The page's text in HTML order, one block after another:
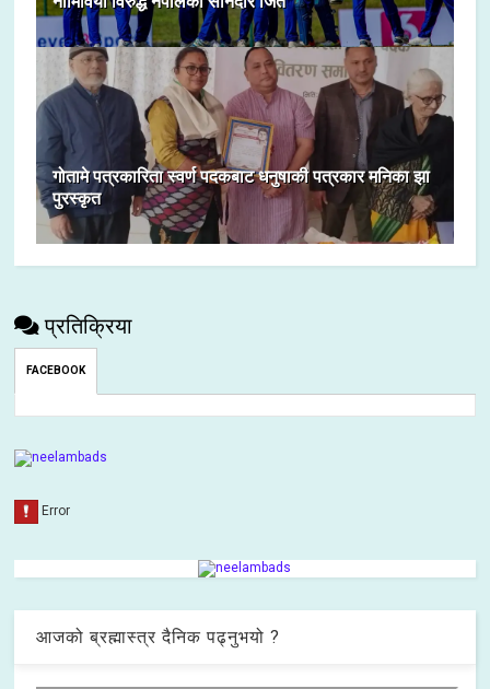
गोतामे पत्रकारिता स्वर्ण पदकबाट धनुषाकी पत्रकार मनिका झा
पुरस्कृत
प्रतिक्रिया
FACEBOOK
आजको ब्रह्मास्त्र दैनिक पढ्नुभयो ?